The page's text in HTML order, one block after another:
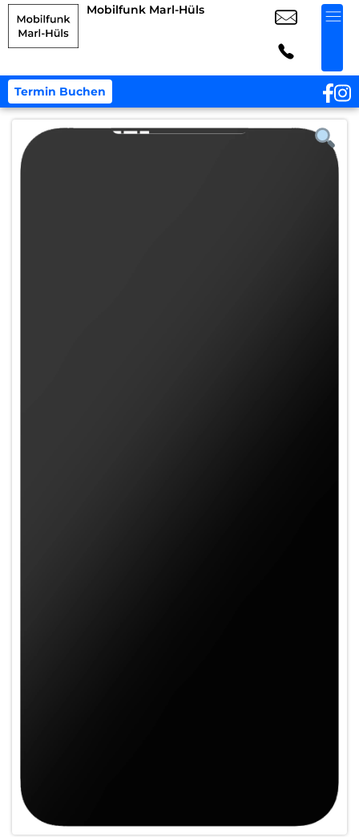
Mobilfunk Marl-Hüls
Termin Buchen